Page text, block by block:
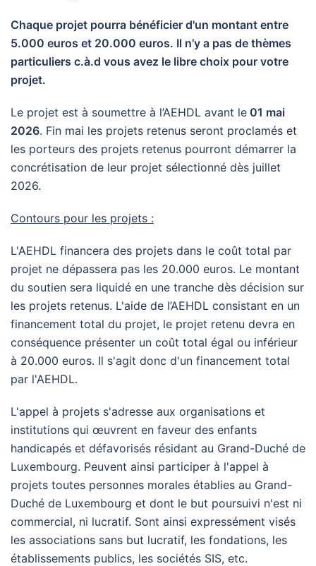
Chaque projet pourra bénéficier d'un montant entre
5.000 euros et 20.000 euros. Il n’y a pas de thèmes
particuliers c.à.d vous avez le libre choix pour votre
projet.
Le projet est à soumettre à l’AEHDL avant le 01 mai
2026. Fin mai les projets retenus seront proclamés et
les porteurs des projets retenus pourront démarrer la
concrétisation de leur projet sélectionné dès juillet
2026.
Contours pour les projets :
L'AEHDL financera des projets dans le coût total par
projet ne dépassera pas les 20.000 euros. Le montant
du soutien sera liquidé en une tranche dès décision sur
les projets retenus. L'aide de I’AEHDL consistant en un
financement total du projet, le projet retenu devra en
conséquence présenter un coût total égal ou inférieur
à 20.000 euros. Il s'agit donc d'un financement total
par l'AEHDL.
L'appel à projets s'adresse aux organisations et
institutions qui œuvrent en faveur des enfants
handicapés et défavorisés résidant au Grand-Duché de
Luxembourg. Peuvent ainsi participer à l'appel à
projets toutes personnes morales établies au Grand-
Duché de Luxembourg et dont le but poursuivi n'est ni
commercial, ni lucratif. Sont ainsi expressément visés
les associations sans but lucratif, les fondations, les
établissements publics, les sociétés SIS, etc.